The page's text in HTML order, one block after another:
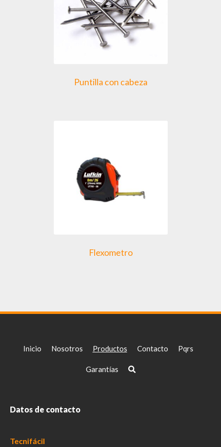
Puntilla con cabeza
Flexometro
Inicio Nosotros Productos Contacto Pqrs
Garantías
Datos de contacto
Tecnifácil